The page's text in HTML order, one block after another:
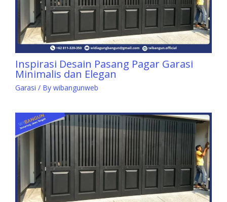
Inspirasi Desain Pasang Pagar Garasi
Minimalis dan Elegan
Garasi / By wibangunweb